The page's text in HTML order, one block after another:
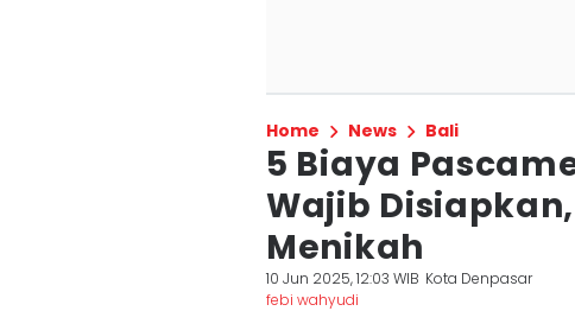
Home News Bali
5 Biaya
Wajib
Menikah
10 Jun 2025, 12:03 WIB Kota Denpasar
febi wahyudi